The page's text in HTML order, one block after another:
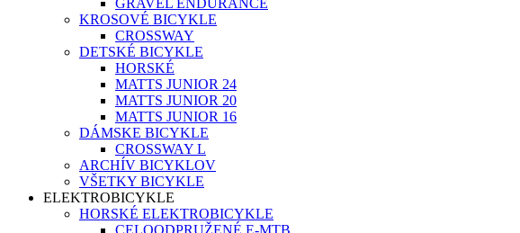
GRAVEL ENDURANCE
KROSOVÉ BICYKLE
CROSSWAY
DETSKÉ BICYKLE
HORSKÉ
MATTS JUNIOR 24
MATTS JUNIOR 20
MATTS JUNIOR 16
DÁMSKE BICYKLE
CROSSWAY L
ARCHÍV BICYKLOV
VŠETKY BICYKLE
ELEKTROBICYKLE
HORSKÉ ELEKTROBICYKLE
CELOODPRUŽENÉ E-MTB